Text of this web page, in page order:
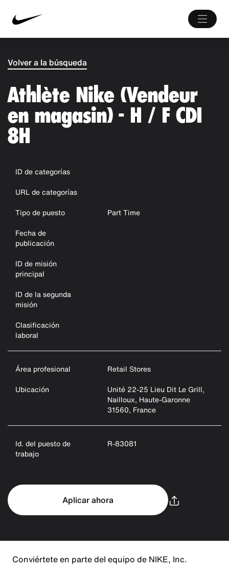
Volver a la búsqueda
Athlète Nike (Vendeur
en magasin) - H / F CDI
8H
ID de categorías
URL de categorías
Tipo de puesto
Part Time
Fecha de
publicación
ID de misión
principal
ID de la segunda
misión
Clasificación
laboral
Área profesional
Retail Stores
Ubicación
Unité 22-25 Lieu Dit Le Grill,
Nailloux, Haute-Garonne
31560, France
Id. del puesto de
trabajo
R-83081
Aplicar ahora
Conviértete en parte del equipo de NIKE, Inc.